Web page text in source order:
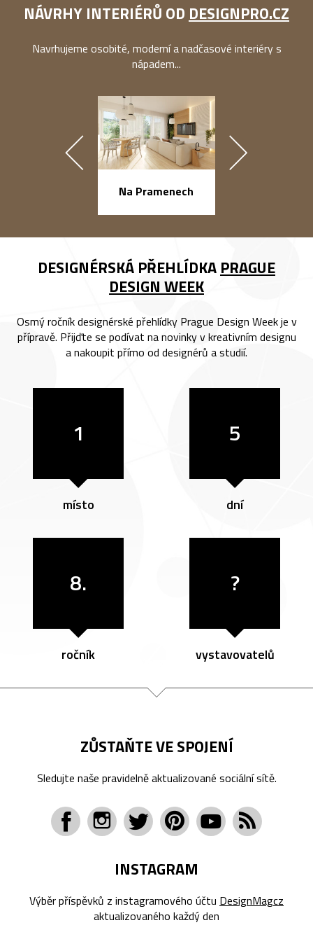
NÁVRHY INTERIÉRŮ OD DESIGNPRO.CZ
Navrhujeme osobité, moderní a nadčasové interiéry s
nápadem...
Na Pramenech
DESIGNÉRSKÁ PŘEHLÍDKA PRAGUE
DESIGN WEEK
Osmý ročník designérské přehlídky Prague Design Week je v
přípravě. Přijďte se podívat na novinky v kreativním designu
a nakoupit přímo od designérů a studií.
1
místo
5
dní
8.
ročník
?
vystavovatelů
ZŮSTAŇTE VE SPOJENÍ
Sledujte naše pravidelně aktualizované sociální sítě.
INSTAGRAM
Výběr příspěvků z instagramového účtu DesignMagcz
aktualizovaného každý den